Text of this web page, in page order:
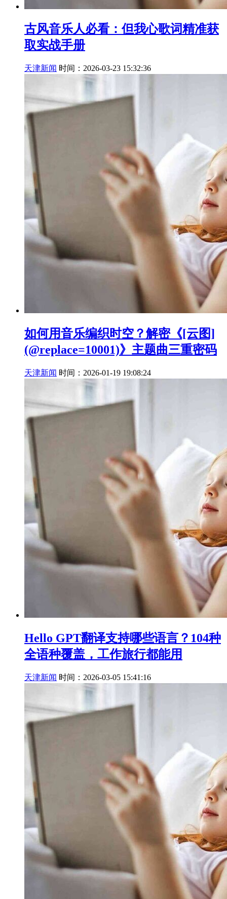
古风音乐人必看：但我心歌词精准获
取实战手册
天津新闻 时间：2026-03-23 15:32:36
如何用音乐编织时空？解密《[云图]
(@replace=10001)》主题曲三重密码
天津新闻 时间：2026-01-19 19:08:24
Hello GPT翻译支持哪些语言？104种
全语种覆盖，工作旅行都能用
天津新闻 时间：2026-03-05 15:41:16